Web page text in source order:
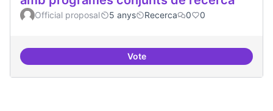
Official proposal 5 anys Recerca 0 0
VoteXarxa internacional d'ateneus -